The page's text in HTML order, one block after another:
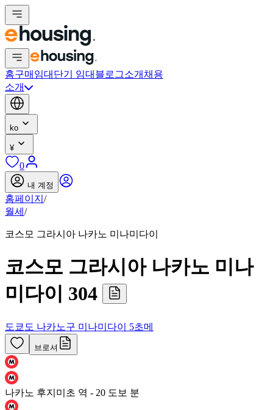
홈구매 임대 단기 임대 블로그소개 채용
소개
ko
¥
0
내 계정
홈페이지 /
월세 /
코스모 그라시아 나카노 미나미다이
코스모 그라시아 나카노 미나
미다이 304
도쿄도 나카노구 미나미다이 5초메
브로셔
나카노 후지미초 역 - 20 도보 분